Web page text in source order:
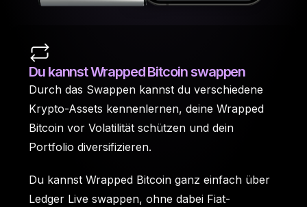
Du kannst Wrapped Bitcoin swappen
Durch das Swappen kannst du verschiedene
Krypto-Assets kennenlernen, deine Wrapped
Bitcoin vor Volatilität schützen und dein
Portfolio diversifizieren.
Du kannst Wrapped Bitcoin ganz einfach über
Ledger Live swappen, ohne dabei Fiat-